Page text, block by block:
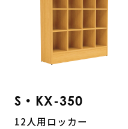
S・KX-350
12人用ロッカー